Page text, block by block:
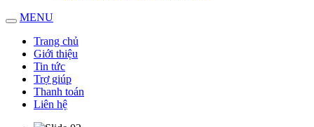
MENU
Trang chủ
Giới thiệu
Tin tức
Trợ giúp
Thanh toán
Liên hệ